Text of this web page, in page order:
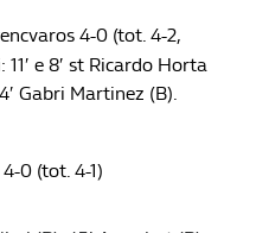
4-0 (tot. 4-2,
e 8′ st Ricardo Horta
Gabri Martinez (B).
0 (tot. 4-1)